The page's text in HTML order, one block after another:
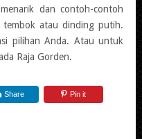
dan contoh-contoh
tembok atau dinding putih.
pilihan Anda. Atau untuk
Raja Gorden.
Share Pin it